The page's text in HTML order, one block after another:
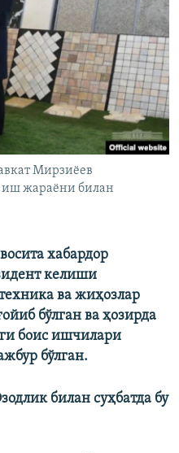
Мирзиëев
иш жараëни билан
хабардор
келиши
ва жиҳозлар
бўлган ва ҳозирда
боис ишчилари
бўлган.
билан суҳбатда бу